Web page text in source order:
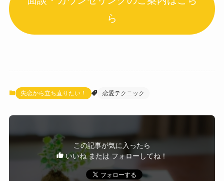
ら
失恋から立ち直りたい！ 恋愛テクニック
この記事が気に入ったら
いいね または フォローしてね！